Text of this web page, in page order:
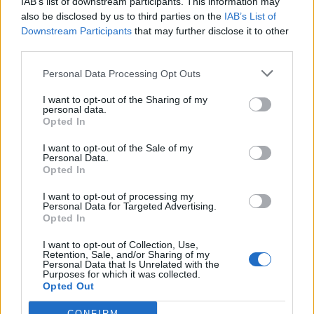
also be disclosed by us to third parties on the IAB’s List of
Downstream Participants that may further disclose it to other
Personal Data Processing Opt Outs
I want to opt-out of the Sharing of my
personal data.
Opted In
I want to opt-out of the Sale of my
Personal Data.
Opted In
I want to opt-out of processing my
Personal Data for Targeted Advertising.
Opted In
I want to opt-out of Collection, Use,
Retention, Sale, and/or Sharing of my
Personal Data that Is Unrelated with the
Purposes for which it was collected.
Opted Out
2023-03-28
esenzioni fiscali e crediti d'imposta adottati a
COVID-19 [con mo
agenzia delle entrate
2022-11-11
per assunzioni di donne lavoratrici nel biennio 2021 - 2022
(art. 1
inps
2021-11-13
seguito della crisi economica causata dall'epidemia di
COVID-19 [con mo
agenzia delle entrate
80 euro